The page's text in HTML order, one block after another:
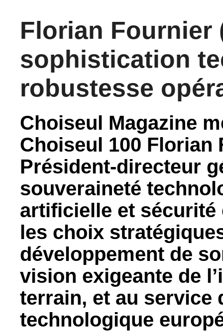
Florian Fournier
sophistication
robustesse
Choiseul Magazine
Choiseul 100 Florian
Président-directeur
souveraineté
artificielle et sécurité
les choix
développement de
vision exigeante de
terrain, et au service
technologique